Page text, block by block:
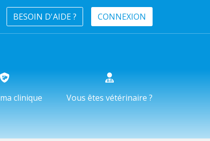
BESOIN D'AIDE ? CONNEXION
clinique
Vous êtes vétérinaire ?